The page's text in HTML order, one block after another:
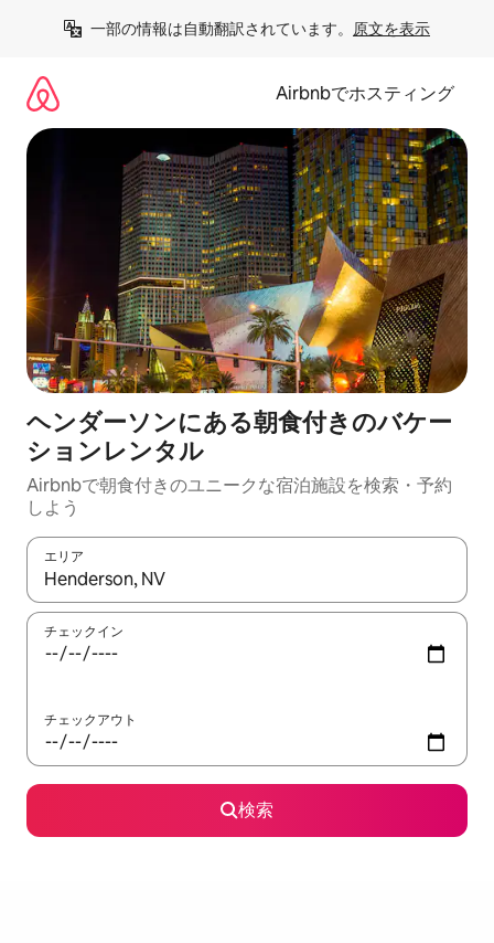
一部の情報は自動翻訳されています。 原文を表示
Airbnbでホスティング
ヘンダーソンにある朝食付きのバケー
ションレンタル
Airbnbで朝食付きのユニークな宿泊施設を検索・予約
しよう
エリア
検索結果が表示されたら、上下の矢印キーを使って移動するか
チェックイン
チェックアウト
検索